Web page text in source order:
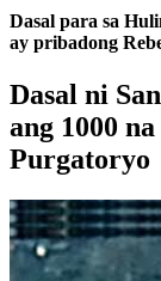
Dasal para sa
ay pribadong
Dasal ni
ang 1000
Purgatoryo